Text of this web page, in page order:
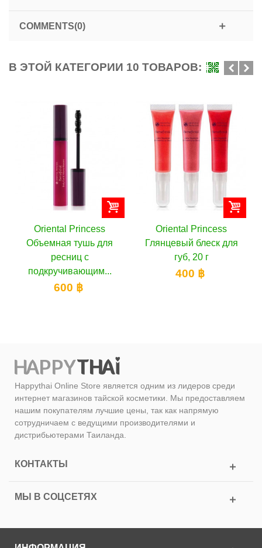
COMMENTS(0)
В ЭТОЙ КАТЕГОРИИ 10 ТОВАРОВ:
Oriental Princess
Объемная тушь для
ресниц с
подкручивающим...
600 ฿
Oriental Princess
Глянцевый блеск для
губ, 20 г
400 ฿
Happythai Online Store является одним из лидеров среди
интернет магазинов тайской косметики. Мы предоставляем
нашим покупателям лучшие цены, так как напрямую
сотрудничаем с ведущими производителями и
дистрибьютерами Таиланда.
КОНТАКТЫ
МЫ В СОЦСЕТЯХ